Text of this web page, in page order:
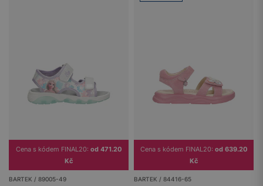
Cena s kódem FINAL20: od 471.20
Kč
BARTEK / 89005-49
Cena s kódem FINAL20: od 639.20
Kč
BARTEK / 84416-65